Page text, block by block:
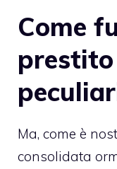
Come
prestito
Ma, come è
consolidata